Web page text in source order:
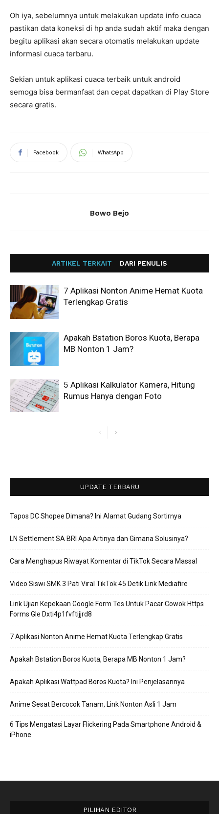
Oh iya, sebelumnya untuk melakukan update info cuaca
pastikan data koneksi di hp anda sudah aktif maka dengan
begitu aplikasi akan secara otomatis melakukan update
informasi cuaca terbaru.
Sekian untuk aplikasi cuaca terbaik untuk android
semoga bisa bermanfaat dan cepat dapatkan di Play Store
secara gratis.
Facebook WhatsApp
Bowo Bejo
ARTIKEL TERKAIT DARI PENULIS
7 Aplikasi Nonton Anime Hemat Kuota
Terlengkap Gratis
Apakah Bstation Boros Kuota, Berapa
MB Nonton 1 Jam?
5 Aplikasi Kalkulator Kamera, Hitung
Rumus Hanya dengan Foto
UPDATE TERBARU
Tapos DC Shopee Dimana? Ini Alamat Gudang Sortirnya
LN Settlement SA BRI Apa Artinya dan Gimana Solusinya?
Cara Menghapus Riwayat Komentar di TikTok Secara Massal
Video Siswi SMK 3 Pati Viral TikTok 45 Detik Link Mediafire
Link Ujian Kepekaan Google Form Tes Untuk Pacar Cowok Https
Forms Gle Dxti4p1fvftijjrd8
7 Aplikasi Nonton Anime Hemat Kuota Terlengkap Gratis
Apakah Bstation Boros Kuota, Berapa MB Nonton 1 Jam?
Apakah Aplikasi Wattpad Boros Kuota? Ini Penjelasannya
Anime Sesat Bercocok Tanam, Link Nonton Asli 1 Jam
6 Tips Mengatasi Layar Flickering Pada Smartphone Android &
iPhone
PILIHAN EDITOR